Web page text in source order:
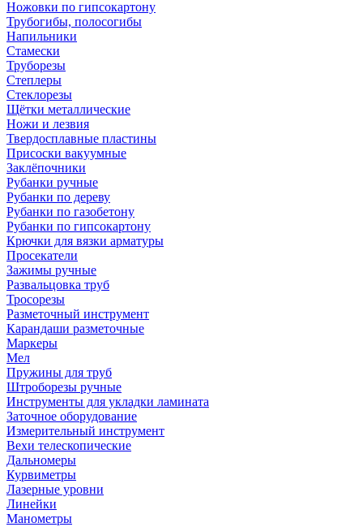
Ножовки по гипсокартону
Трубогибы, полосогибы
Напильники
Стамески
Труборезы
Степлеры
Стеклорезы
Щётки металлические
Ножи и лезвия
Твердосплавные пластины
Присоски вакуумные
Заклёпочники
Рубанки ручные
Рубанки по дереву
Рубанки по газобетону
Рубанки по гипсокартону
Крючки для вязки арматуры
Просекатели
Зажимы ручные
Развальцовка труб
Тросорезы
Разметочный инструмент
Карандаши разметочные
Маркеры
Мел
Пружины для труб
Штроборезы ручные
Инструменты для укладки ламината
Заточное оборудование
Измерительный инструмент
Вехи телескопические
Дальномеры
Курвиметры
Лазерные уровни
Линейки
Манометры